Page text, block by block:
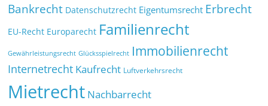
Bankrecht Datenschutzrecht Eigentumsrecht Erbrecht
EU-Recht Europarecht Familienrecht
Gewährleistungsrecht Glücksspielrecht Immobilienrecht
Internetrecht Kaufrecht Luftverkehrsrecht
Mietrecht Nachbarrecht